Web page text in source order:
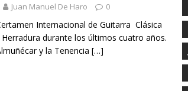
Juan Manuel De Haro 0
Internacional de Guitarra Clásica
durante los últimos cuatro años.
y la Tenencia […]